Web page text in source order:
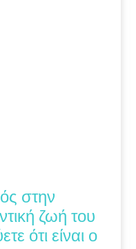
στην
ζωή του
ότι είναι ο